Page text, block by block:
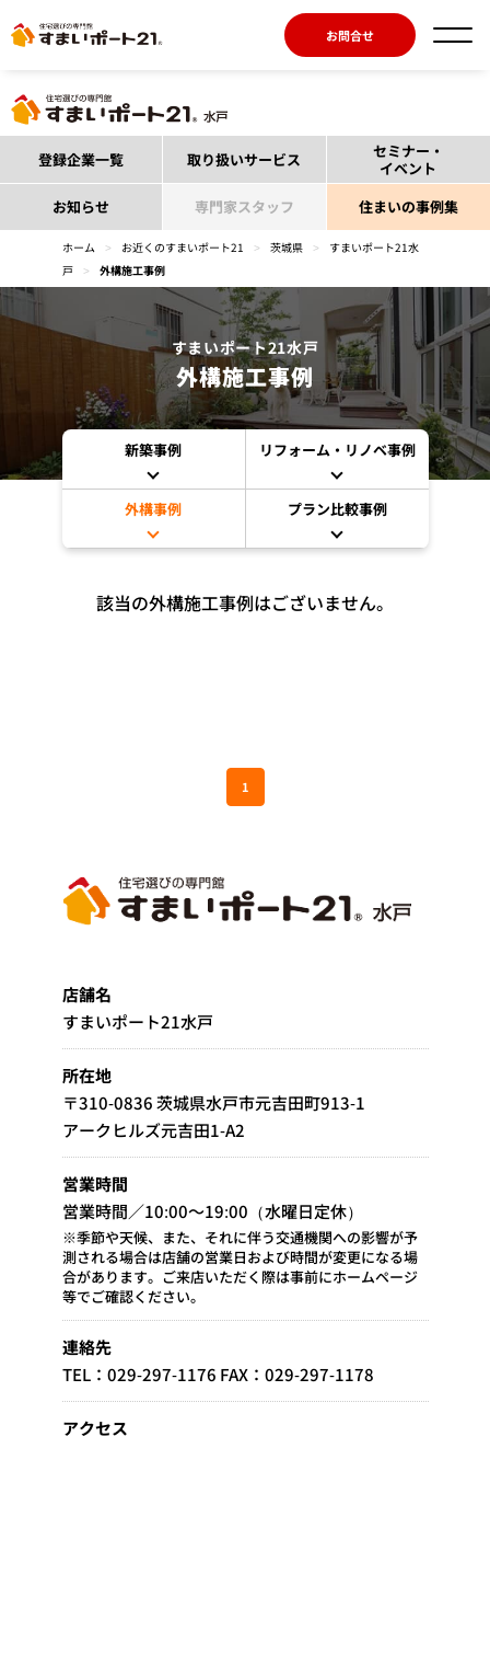
お問合せ
登録企業一覧 取り扱いサービス
セミナー・
イベント
お知らせ
専門家スタッフ 住まいの事例集
ホーム > お近くのすまいポート21 > 茨城県 >
すまいポート21水
戸
> 外構施工事例
すまいポート21水戸
外構施工事例
新築事例 リフォーム・リノベ事例
外構事例 プラン比較事例
該当の外構施工事例はございません。
1
店舗名
すまいポート21水戸
所在地
〒310-0836 茨城県水戸市元吉田町913-1
アークヒルズ元吉田1-A2
営業時間
営業時間／10:00～19:00（水曜日定休）
※季節や天候、また、それに伴う交通機関への影響が予
測される場合は店舗の営業日および時間が変更になる場
合があります。ご来店いただく際は事前にホームページ
等でご確認ください。
連絡先
TEL：029-297-1176 FAX：029-297-1178
アクセス